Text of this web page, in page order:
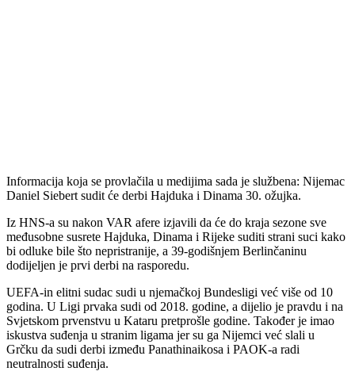
Informacija koja se provlačila u medijima sada je službena: Nijemac
Daniel Siebert sudit će derbi Hajduka i Dinama 30. ožujka.
Iz HNS-a su nakon VAR afere izjavili da će do kraja sezone sve
međusobne susrete Hajduka, Dinama i Rijeke suditi strani suci kako
bi odluke bile što nepristranije, a 39-godišnjem Berlinčaninu
dodijeljen je prvi derbi na rasporedu.
UEFA-in elitni sudac sudi u njemačkoj Bundesligi već više od 10
godina. U Ligi prvaka sudi od 2018. godine, a dijelio je pravdu i na
Svjetskom prvenstvu u Kataru pretprošle godine. Također je imao
iskustva suđenja u stranim ligama jer su ga Nijemci već slali u
Grčku da sudi derbi između Panathinaikosa i PAOK-a radi
neutralnosti suđenja.